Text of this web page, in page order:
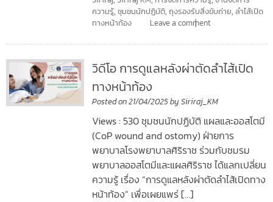
ความรู้,ชุมชนนักปฏิบัติ,ถุงรองรับสิ่งขับถ่าย,ลำไส้เปิด
ทางหน้าท้อง
Leave a comment
วิดีโอ การดูแลหลังผ่าตัดลำไส้เปิด
ทางหน้าท้อง
Posted on21/04/2025bySiriraj_KM
Views : 530 ชุมชนนักปฏิบัติ แผลและออสโตมี
(CoP wound and ostomy) ฝ่ายการ
พยาบาลโรงพยาบาลศิริราช ร่วมกับชมรม
พยาบาลออสโตมีและแผลศิริราช ได้แลกเปลี่ยน
ความรู้ เรื่อง “การดูแลหลังผ่าตัดลำไส้เปิดทาง
หน้าท้อง” เพื่อเผยแพร่ […]